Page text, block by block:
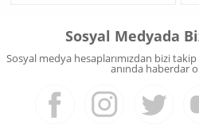
Sosyal Medyada
Sosyal medya hesaplarımızdan bizi
anında haberdar